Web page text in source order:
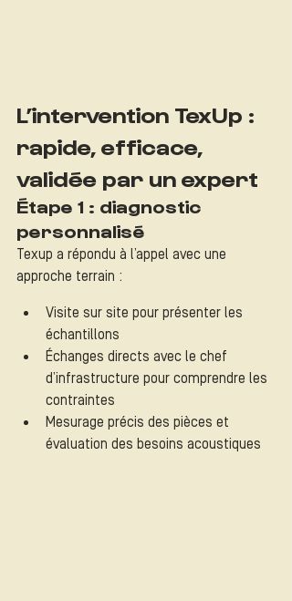
L’intervention TexUp :
rapide, efficace,
validée par un expert
Étape 1 : diagnostic
personnalisé
Texup a répondu à l’appel avec une
approche terrain :
Visite sur site pour présenter les
échantillons
Échanges directs avec le chef
d’infrastructure pour comprendre les
contraintes
Mesurage précis des pièces et
évaluation des besoins acoustiques